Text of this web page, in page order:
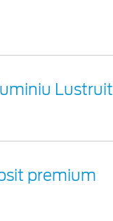
Lustruit
premium